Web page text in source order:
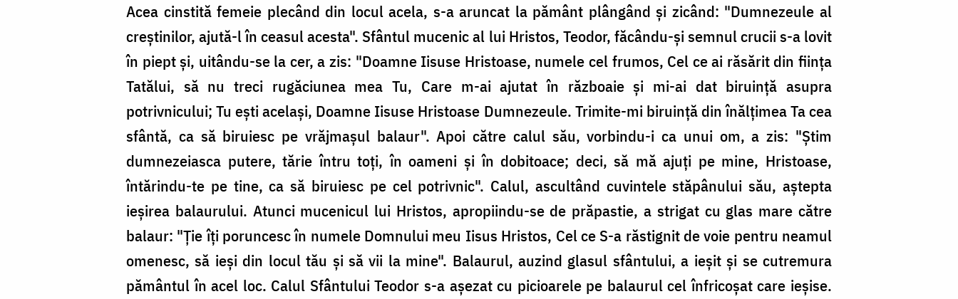
Acea cinstită femeie plecând din locul acela, s-a aruncat la pământ plângând și zicând: "Dumnezeule al
creștinilor, ajută-l în ceasul acesta". Sfântul mucenic al lui Hristos, Teodor, făcându-și semnul crucii s-a lovit
în piept și, uitându-se la cer, a zis: "Doamne Iisuse Hristoase, numele cel frumos, Cel ce ai răsărit din ființa
Tatălui, să nu treci rugăciunea mea Tu, Care m-ai ajutat în războaie și mi-ai dat biruință asupra
potrivnicului; Tu ești același, Doamne Iisuse Hristoase Dumnezeule. Trimite-mi biruință din înălțimea Ta cea
sfântă, ca să biruiesc pe vrăjmașul balaur". Apoi către calul său, vorbindu-i ca unui om, a zis: "Știm
dumnezeiasca putere, tărie întru toți, în oameni și în dobitoace; deci, să mă ajuți pe mine, Hristoase,
întărindu-te pe tine, ca să biruiesc pe cel potrivnic". Calul, ascultând cuvintele stăpânului său, aștepta
ieșirea balaurului. Atunci mucenicul lui Hristos, apropiindu-se de prăpastie, a strigat cu glas mare către
balaur: "Ție îți poruncesc în numele Domnului meu Iisus Hristos, Cel ce S-a răstignit de voie pentru neamul
omenesc, să ieși din locul tău și să vii la mine". Balaurul, auzind glasul sfântului, a ieșit și se cutremura
pământul în acel loc. Calul Sfântului Teodor s-a așezat cu picioarele pe balaurul cel înfricoșat care ieșise.